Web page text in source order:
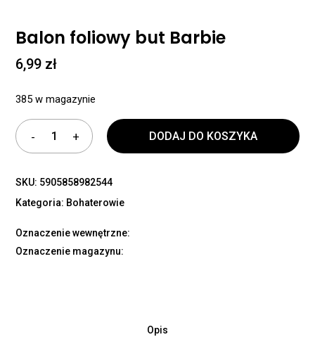
Balon foliowy but Barbie
6,99 zł
385 w magazynie
DODAJ DO KOSZYKA
SKU: 5905858982544
Kategoria: Bohaterowie
Oznaczenie wewnętrzne:
Oznaczenie magazynu:
Opis